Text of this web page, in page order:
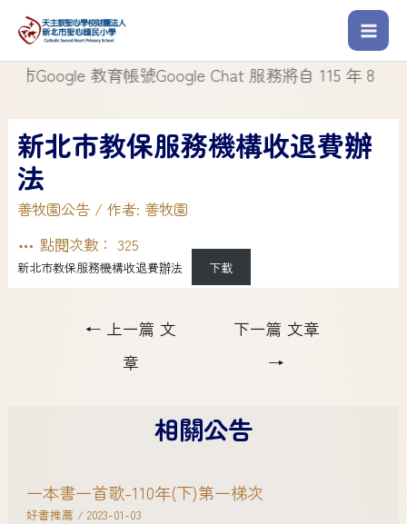
教育帳號Google Chat 服務將自 115 年 8 月 1 日
新北市教保服務機構收退費辦
法
善牧園公告/ 作者: 善牧園
點閱次數： 325
新北市教保服務機構收退費辦法 下載
← 上一篇 文
章
下一篇 文章
→
相關公告
一本書一首歌-110年(下)第一梯次
好書推薦 / 2023-01-03